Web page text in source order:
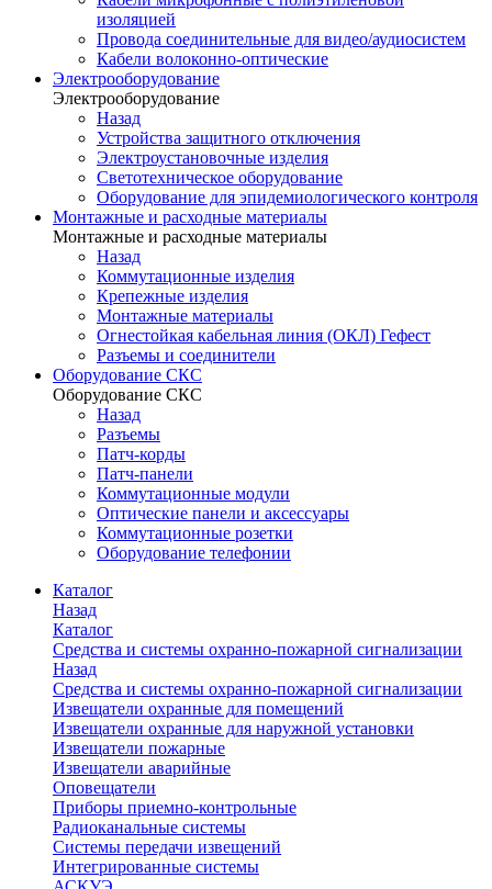
изоляцией
Провода соединительные для видео/аудиосистем
Кабели волоконно-оптические
Электрооборудование
Электрооборудование
Назад
Устройства защитного отключения
Электроустановочные изделия
Светотехническое оборудование
Оборудование для эпидемиологического контроля
Монтажные и расходные материалы
Монтажные и расходные материалы
Назад
Коммутационные изделия
Крепежные изделия
Монтажные материалы
Огнестойкая кабельная линия (ОКЛ) Гефест
Разъемы и соединители
Оборудование СКС
Оборудование СКС
Назад
Разъемы
Патч-корды
Патч-панели
Коммутационные модули
Оптические панели и аксессуары
Коммутационные розетки
Оборудование телефонии
Каталог
Назад
Каталог
Средства и системы охранно-пожарной сигнализации
Назад
Средства и системы охранно-пожарной сигнализации
Извещатели охранные для помещений
Извещатели охранные для наружной установки
Извещатели пожарные
Извещатели аварийные
Оповещатели
Приборы приемно-контрольные
Радиоканальные системы
Системы передачи извещений
Интегрированные системы